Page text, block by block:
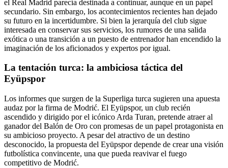
el Real Madrid parecía destinada a continuar, aunque en un papel
secundario. Sin embargo, los acontecimientos recientes han dejado
su futuro en la incertidumbre. Si bien la jerarquía del club sigue
interesada en conservar sus servicios, los rumores de una salida
exótica o una transición a un puesto de entrenador han encendido la
imaginación de los aficionados y expertos por igual.
La tentación turca: la ambiciosa táctica del
Eyüpspor
Los informes que surgen de la Superliga turca sugieren una apuesta
audaz por la firma de Modrić. El Eyüpspor, un club recién
ascendido y dirigido por el icónico Arda Turan, pretende atraer al
ganador del Balón de Oro con promesas de un papel protagonista en
su ambicioso proyecto. A pesar del atractivo de un destino
desconocido, la propuesta del Eyüpspor depende de crear una visión
futbolística convincente, una que pueda reavivar el fuego
competitivo de Modrić.